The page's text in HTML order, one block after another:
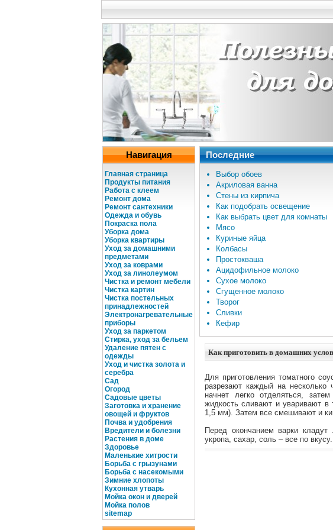
Навигация
Главная страница
Продукты питания
Работа с клеем
Ремонт дома
Ремонт сантехники
Одежда и обувь
Покраска пола
Уборка дома
Уборка квартиры
Уход за домашними
предметами
Уход за коврами
Уход за линолеумом
Чистка и ремонт мебели
Чистка картин
Чистка постельных
принадлежностей
Электронагревательные
приборы
Уход за паркетом
Стирка, уход за бельем
Удаление пятен с
одежды
Уход и чистка золота и
серебра
Сад
Огород
Садовые цветы
Заготовка и хранение
овощей и фруктов
Почва и удобрения
Вредители и болезни
Растения в доме
Здоровье
Маленькие хитрости
Борьба с грызунами
Борьба с насекомыми
Зимние хлопоты
Кухонная утварь
Мойка окон и дверей
Мойка полов
sitemap
Последние
Выбор обоев
Акриловая ванна
Стены из кирпича
Как подобрать освещение
Как выбрать цвет для комнаты
Мясо
Куриные яйца
Колбасы
Простокваша
Ацидофильное молоко
Сухое молоко
Сгущенное молоко
Творог
Сливки
Кефир
Как приготовить в домашних
Для приготовления томатного
разрезают каждый на
начнет легко отделяться,
жидкость сливают и уваривают в
1,5 мм). Затем все смешивают и
Перед окончанием варки
укропа, сахар, соль – все по